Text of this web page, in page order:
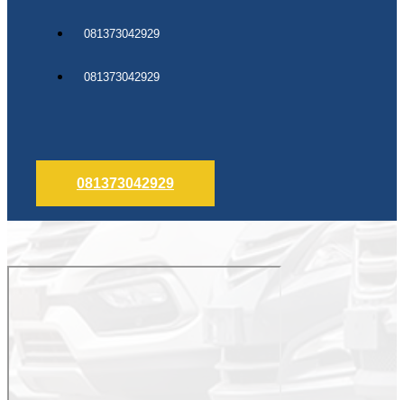
081373042929
081373042929
081373042929